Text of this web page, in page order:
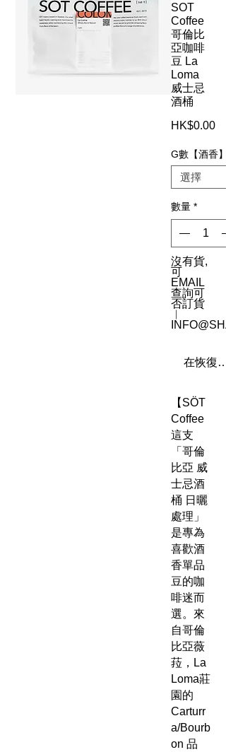
SOT
Coffee
哥倫比
亞咖啡
豆 La
Loma
威士忌
酒桶
HK$0.00價
G數【酒香】
數量 *
沒有貨,
可
EMAIL
查詢可
否訂貨
︳
在恢復
【SÖT
Coffee
這支
「哥倫
比亞 威
士忌酒
桶 日曬
處理」
是專為
喜歡酒
香單品
豆的咖
啡迷而
選。來
自哥倫
比亞薇
菈，La
Loma莊
園的
Carturr
a/Bourb
on 品